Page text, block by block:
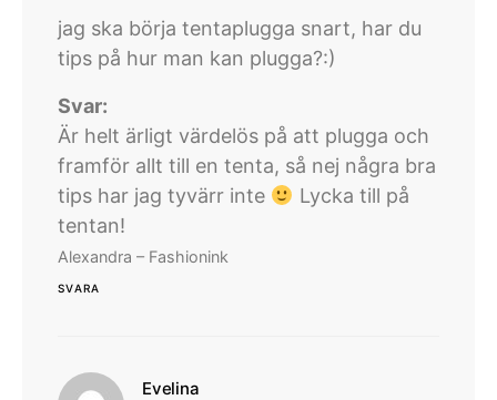
jag ska börja tentaplugga snart, har du
tips på hur man kan plugga?:)
Svar:
Är helt ärligt värdelös på att plugga och
framför allt till en tenta, så nej några bra
tips har jag tyvärr inte
Lycka till på
tentan!
Alexandra – Fashionink
SVARA
Evelina